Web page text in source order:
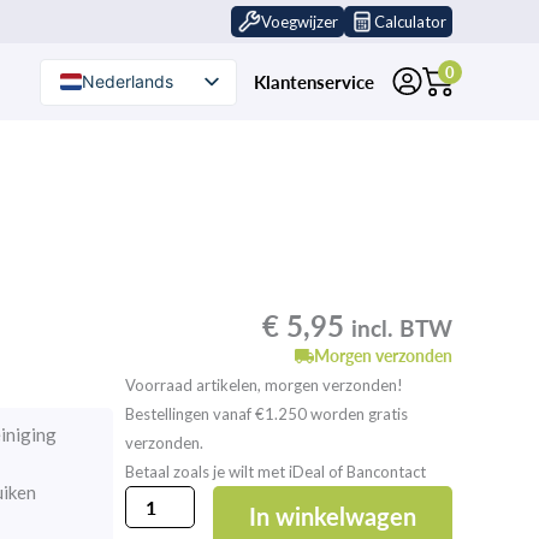
Voegwijzer Calculator
Nederlands
Klantenservice 0
€ 5,95 incl. BTW
Morgen verzonden
Voorraad artikelen, morgen verzonden!
Bestellingen vanaf €1.250 worden gratis
verzonden.
Betaal zoals je wilt met iDeal of Bancontact
ROMFIX
Rubberen
In winkelwagen